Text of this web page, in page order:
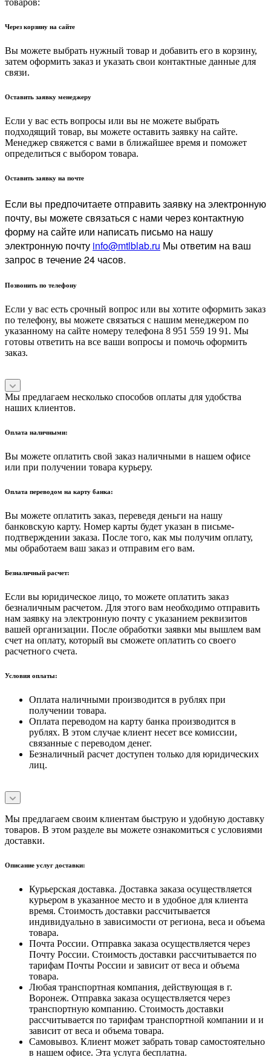
товаров:
Через корзину на сайте
Вы можете выбрать нужный товар и добавить его в корзину,
затем оформить заказ и указать свои контактные данные для
связи.
Оставить заявку менеджеру
Если у вас есть вопросы или вы не можете выбрать
подходящий товар, вы можете оставить заявку на сайте.
Менеджер свяжется с вами в ближайшее время и поможет
определиться с выбором товара.
Оставить заявку на почте
Если вы предпочитаете отправить заявку на электронную
почту, вы можете связаться с нами через контактную
форму на сайте или написать письмо на нашу
электронную почту info@mtlblab.ru Мы ответим на ваш
запрос в течение 24 часов.
Позвонить по телефону
Если у вас есть срочный вопрос или вы хотите оформить заказ
по телефону, вы можете связаться с нашим менеджером по
указанному на сайте номеру телефона 8 951 559 19 91. Мы
готовы ответить на все ваши вопросы и помочь оформить
заказ.
Мы предлагаем несколько способов оплаты для удобства
наших клиентов.
Оплата наличными:
Вы можете оплатить свой заказ наличными в нашем офисе
или при получении товара курьеру.
Оплата переводом на карту банка:
Вы можете оплатить заказ, переведя деньги на нашу
банковскую карту. Номер карты будет указан в письме-
подтверждении заказа. После того, как мы получим оплату,
мы обработаем ваш заказ и отправим его вам.
Безналичный расчет:
Если вы юридическое лицо, то можете оплатить заказ
безналичным расчетом. Для этого вам необходимо отправить
нам заявку на электронную почту с указанием реквизитов
вашей организации. После обработки заявки мы вышлем вам
счет на оплату, который вы сможете оплатить со своего
расчетного счета.
Условия оплаты:
Оплата наличными производится в рублях при
получении товара.
Оплата переводом на карту банка производится в
рублях. В этом случае клиент несет все комиссии,
связанные с переводом денег.
Безналичный расчет доступен только для юридических
лиц.
Мы предлагаем своим клиентам быструю и удобную доставку
товаров. В этом разделе вы можете ознакомиться с условиями
доставки.
Описание услуг доставки:
Курьерская доставка. Доставка заказа осуществляется
курьером в указанное место и в удобное для клиента
время. Стоимость доставки рассчитывается
индивидуально в зависимости от региона, веса и объема
товара.
Почта России. Отправка заказа осуществляется через
Почту России. Стоимость доставки рассчитывается по
тарифам Почты России и зависит от веса и объема
товара.
Любая транспортная компания, действующая в г.
Воронеж. Отправка заказа осуществляется через
транспортную компанию. Стоимость доставки
рассчитывается по тарифам транспортной компании и и
зависит от веса и объема товара.
Самовывоз. Клиент может забрать товар самостоятельно
в нашем офисе. Эта услуга бесплатна.